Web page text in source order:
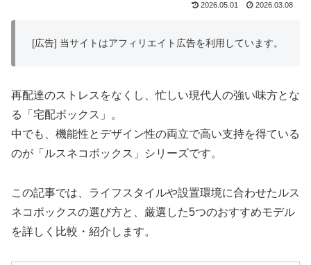
2026.05.01 2026.03.08
[広告] 当サイトはアフィリエイト広告を利用しています。
再配達のストレスをなくし、忙しい現代人の強い味方とな
る「宅配ボックス」。
中でも、機能性とデザイン性の両立で高い支持を得ている
のが「ルスネコボックス」シリーズです。
この記事では、ライフスタイルや設置環境に合わせたルス
ネコボックスの選び方と、厳選した5つのおすすめモデル
を詳しく比較・紹介します。